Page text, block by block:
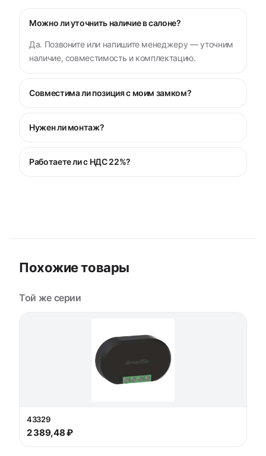
Можно ли уточнить наличие в салоне?
Да. Позвоните или напишите менеджеру — уточним
наличие, совместимость и комплектацию.
Совместима ли позиция с моим замком?
Нужен ли монтаж?
Работаете ли с НДС 22%?
Похожие товары
Той же серии
43329
2 389,48 ₽